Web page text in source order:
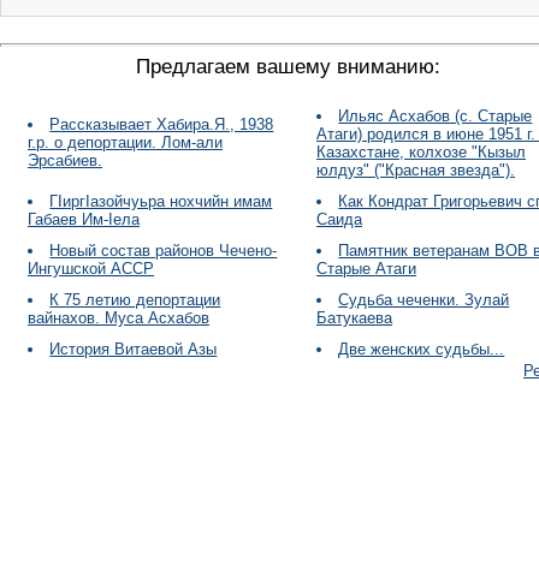
Предлагаем вашему вниманию:
Рассказывает Хабира.Я., 1938
г.р. о депортации. Лом-али
Эрсабиев.
Ильяс Асхабов (с. Старые
Атаги) родился в июне 1951 г.
Казахстане, колхозе "Кызыл
юлдуз" ("Красная звезда").
ГIиргIазойчуьра нохчийн имам
Габаев Им-Iела
Как Кондрат Григорьевич
Саида
Новый состав районов Чечено-
Ингушской АССР
Памятник ветеранам ВОВ
Старые Атаги
К 75 летию депортации
вайнахов. Муса Асхабов
Судьба чеченки. Зулай
Батукаева
История Витаевой Азы
Две женских судьбы...